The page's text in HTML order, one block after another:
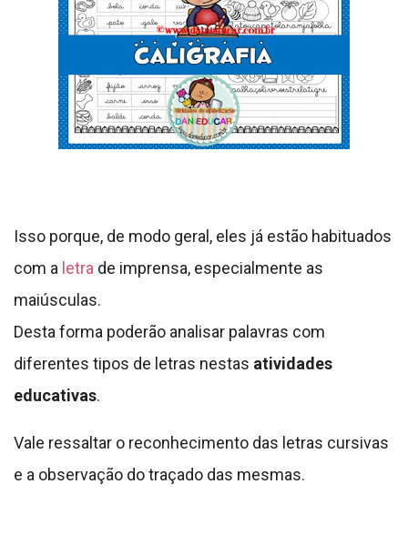
Isso porque, de modo geral, eles já estão habituados
com a letra de imprensa, especialmente as
maiúsculas.
Desta forma poderão analisar palavras com
diferentes tipos de letras nestas atividades
educativas.
Vale ressaltar o reconhecimento das letras cursivas
e a observação do traçado das mesmas.